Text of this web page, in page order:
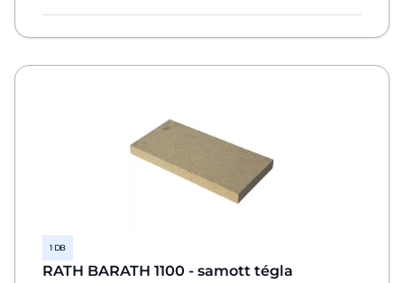
1 DB
RATH BARATH 1100 - samott tégla